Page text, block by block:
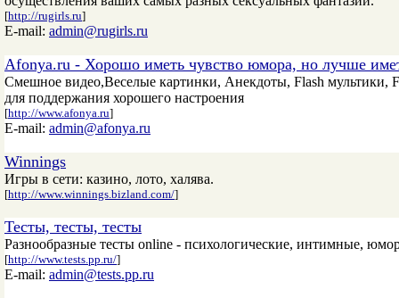
[http://rugirls.ru]
E-mail: admin@rugirls.ru
Afonya.ru - Хорошо иметь чувство юмора, но лучше
Смешное видео,Веселые картинки, Анекдоты, Flash
для поддержания хорошего настроения
[http://www.afonya.ru]
E-mail: admin@afonya.ru
Winnings
Игры в сети: казино, лото, халява.
[http://www.winnings.bizland.com/]
Тесты, тесты, тесты
Разнообразные тесты online - психологические, интимные,
[http://www.tests.pp.ru/]
E-mail: admin@tests.pp.ru